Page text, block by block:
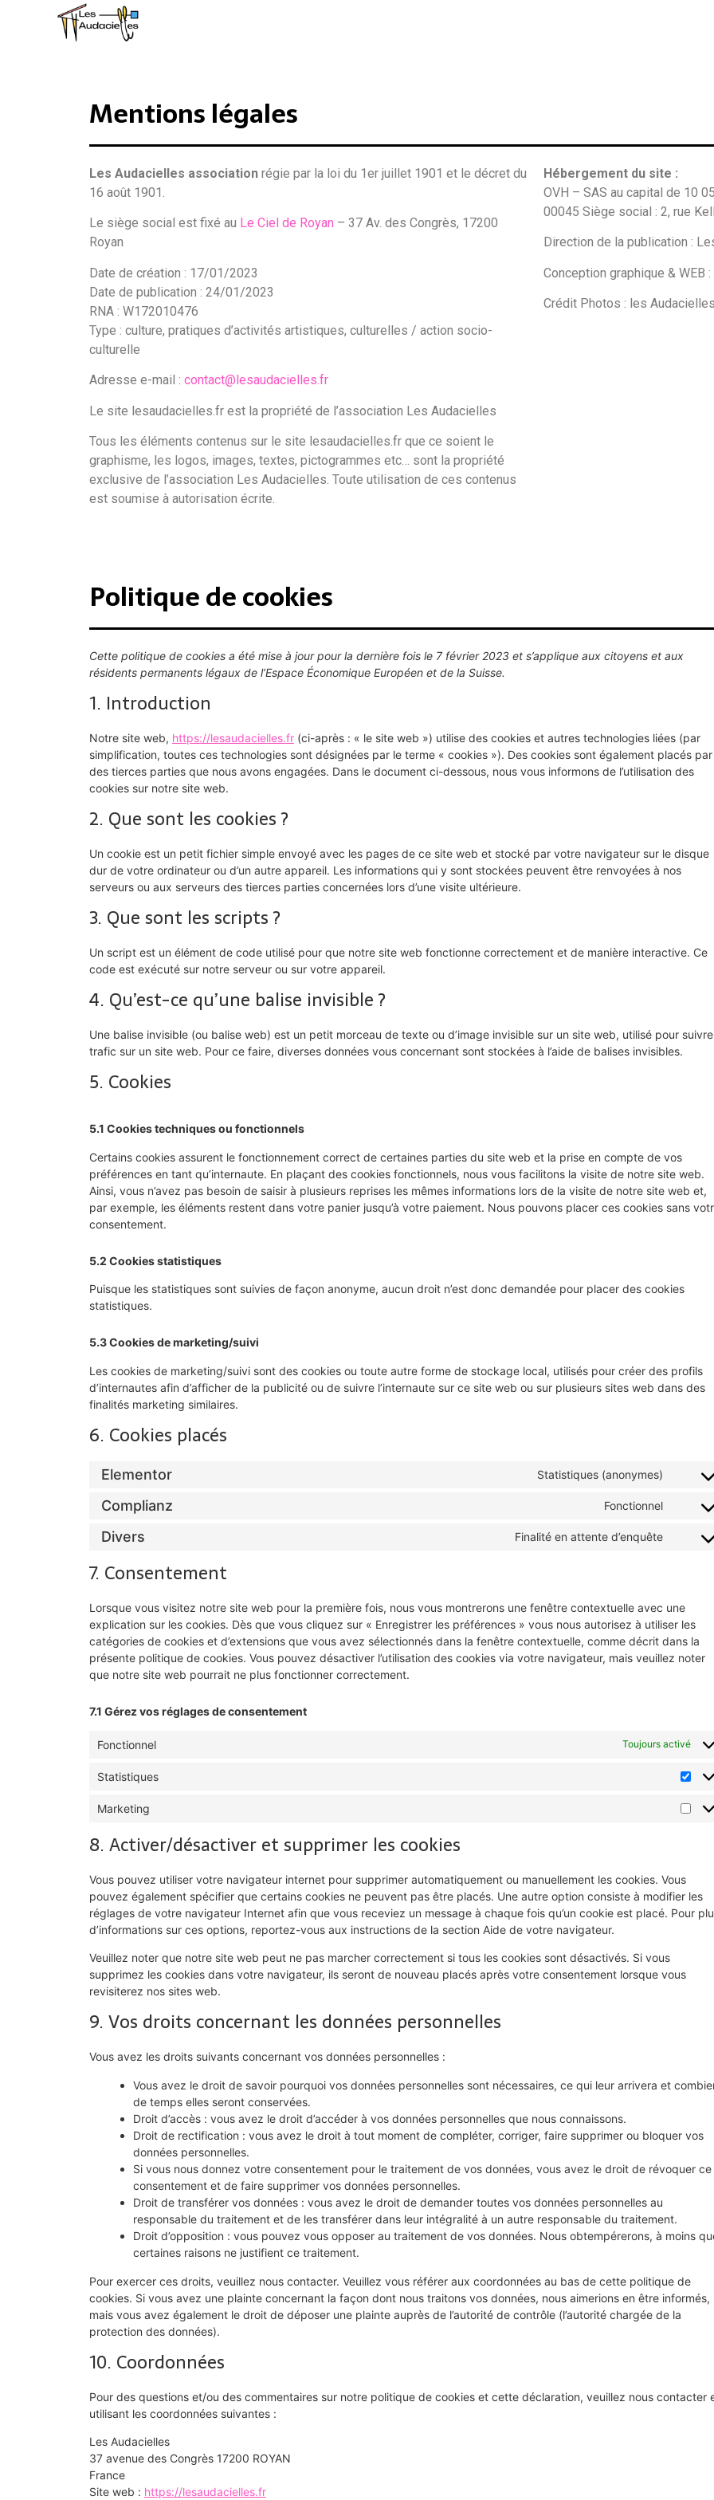
Mentions légales
Les Audacielles association régie par la loi du 1er juillet 1901 et le décret du
16 août 1901.
Le siège social est fixé au Le Ciel de Royan – 37 Av. des Congrès, 17200
Royan
Date de création : 17/01/2023
Date de publication : 24/01/2023
RNA : W172010476
Type : culture, pratiques d’activités artistiques, culturelles / action socio-
culturelle
Adresse e-mail : contact@lesaudacielles.fr
Le site lesaudacielles.fr est la propriété de l’association Les Audacielles
Tous les éléments contenus sur le site lesaudacielles.fr que ce soient le
graphisme, les logos, images, textes, pictogrammes etc… sont la propriété
exclusive de l’association Les Audacielles. Toute utilisation de ces contenus
est soumise à autorisation écrite.
Hébergement du site :
OVH – SAS au capital de 10
00045 Siège social : 2, rue
Direction de la publication :
Conception graphique & WEB :
Crédit Photos : les
Politique de cookies
Cette politique de cookies a été mise à jour pour la dernière fois le 7 février 2023 et s’applique aux citoyens et aux
résidents permanents légaux de l’Espace Économique Européen et de la Suisse.
1. Introduction
Notre site web, https://lesaudacielles.fr (ci-après : « le site web ») utilise des cookies et autres technologies liées (par
simplification, toutes ces technologies sont désignées par le terme « cookies »). Des cookies sont également placés par
des tierces parties que nous avons engagées. Dans le document ci-dessous, nous vous informons de l’utilisation des
cookies sur notre site web.
2. Que sont les cookies ?
Un cookie est un petit fichier simple envoyé avec les pages de ce site web et stocké par votre navigateur sur le disque
dur de votre ordinateur ou d’un autre appareil. Les informations qui y sont stockées peuvent être renvoyées à nos
serveurs ou aux serveurs des tierces parties concernées lors d’une visite ultérieure.
3. Que sont les scripts ?
Un script est un élément de code utilisé pour que notre site web fonctionne correctement et de manière interactive. Ce
code est exécuté sur notre serveur ou sur votre appareil.
4. Qu’est-ce qu’une balise invisible ?
Une balise invisible (ou balise web) est un petit morceau de texte ou d’image invisible sur un site web, utilisé pour
trafic sur un site web. Pour ce faire, diverses données vous concernant sont stockées à l’aide de balises invisibles.
5. Cookies
5.1 Cookies techniques ou fonctionnels
Certains cookies assurent le fonctionnement correct de certaines parties du site web et la prise en compte de vos
préférences en tant qu’internaute. En plaçant des cookies fonctionnels, nous vous facilitons la visite de notre site web.
Ainsi, vous n’avez pas besoin de saisir à plusieurs reprises les mêmes informations lors de la visite de notre site web et,
par exemple, les éléments restent dans votre panier jusqu’à votre paiement. Nous pouvons placer ces cookies sans
consentement.
5.2 Cookies statistiques
Puisque les statistiques sont suivies de façon anonyme, aucun droit n’est donc demandée pour placer des cookies
statistiques.
5.3 Cookies de marketing/suivi
Les cookies de marketing/suivi sont des cookies ou toute autre forme de stockage local, utilisés pour créer des profils
d’internautes afin d’afficher de la publicité ou de suivre l’internaute sur ce site web ou sur plusieurs sites web dans des
finalités marketing similaires.
6. Cookies placés
Elementor Statistiques (anonymes)
Complianz Fonctionnel
Divers Finalité en attente d’enquête
7. Consentement
Lorsque vous visitez notre site web pour la première fois, nous vous montrerons une fenêtre contextuelle avec une
explication sur les cookies. Dès que vous cliquez sur « Enregistrer les préférences » vous nous autorisez à utiliser les
catégories de cookies et d’extensions que vous avez sélectionnés dans la fenêtre contextuelle, comme décrit dans la
présente politique de cookies. Vous pouvez désactiver l’utilisation des cookies via votre navigateur, mais veuillez noter
que notre site web pourrait ne plus fonctionner correctement.
7.1 Gérez vos réglages de consentement
Fonctionnel Toujours activé
Statistiques
Marketing
8. Activer/désactiver et supprimer les cookies
Vous pouvez utiliser votre navigateur internet pour supprimer automatiquement ou manuellement les cookies. Vous
pouvez également spécifier que certains cookies ne peuvent pas être placés. Une autre option consiste à modifier les
réglages de votre navigateur Internet afin que vous receviez un message à chaque fois qu’un cookie est placé. Pour
d’informations sur ces options, reportez-vous aux instructions de la section Aide de votre navigateur.
Veuillez noter que notre site web peut ne pas marcher correctement si tous les cookies sont désactivés. Si vous
supprimez les cookies dans votre navigateur, ils seront de nouveau placés après votre consentement lorsque vous
revisiterez nos sites web.
9. Vos droits concernant les données personnelles
Vous avez les droits suivants concernant vos données personnelles :
Vous avez le droit de savoir pourquoi vos données personnelles sont nécessaires, ce qui leur arrivera et
de temps elles seront conservées.
Droit d’accès : vous avez le droit d’accéder à vos données personnelles que nous connaissons.
Droit de rectification : vous avez le droit à tout moment de compléter, corriger, faire supprimer ou bloquer vos
données personnelles.
Si vous nous donnez votre consentement pour le traitement de vos données, vous avez le droit de révoquer ce
consentement et de faire supprimer vos données personnelles.
Droit de transférer vos données : vous avez le droit de demander toutes vos données personnelles au
responsable du traitement et de les transférer dans leur intégralité à un autre responsable du traitement.
Droit d’opposition : vous pouvez vous opposer au traitement de vos données. Nous obtempérerons, à moins
certaines raisons ne justifient ce traitement.
Pour exercer ces droits, veuillez nous contacter. Veuillez vous référer aux coordonnées au bas de cette politique de
cookies. Si vous avez une plainte concernant la façon dont nous traitons vos données, nous aimerions en être informés,
mais vous avez également le droit de déposer une plainte auprès de l’autorité de contrôle (l’autorité chargée de la
protection des données).
10. Coordonnées
Pour des questions et/ou des commentaires sur notre politique de cookies et cette déclaration, veuillez nous contacter
utilisant les coordonnées suivantes :
Les Audacielles
37 avenue des Congrès 17200 ROYAN
France
Site web : https://lesaudacielles.fr